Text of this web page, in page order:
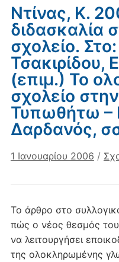
Ντίνας, Κ.
διδασκαλία
σχολείο.
Τσακιρίδου,
(επιμ.) Το
σχολείο
Τυπωθήτω –
Δαρδανός,
1 Ιανουαρίου 2006 /
Το άρθρο στο
πώς ο νέος θεσμός
να λειτουργήσει
της ολοκληρωμένης